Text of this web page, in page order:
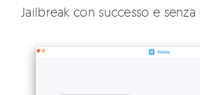
Jailbreak con successo e senza